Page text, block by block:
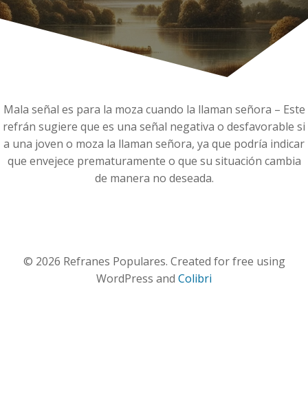
Mala señal es para la moza cuando la llaman señora – Este
refrán sugiere que es una señal negativa o desfavorable si
a una joven o moza la llaman señora, ya que podría indicar
que envejece prematuramente o que su situación cambia
de manera no deseada.
© 2026 Refranes Populares. Created for free using
WordPress and Colibri